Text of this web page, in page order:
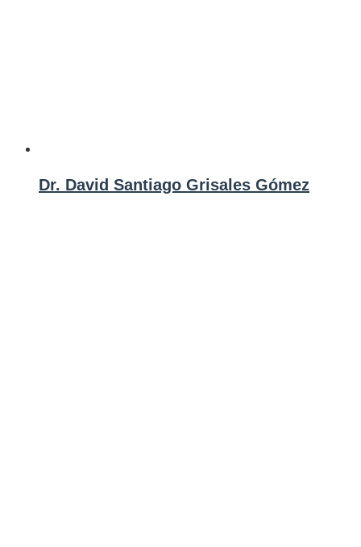
Dr. David Santiago Grisales Gómez